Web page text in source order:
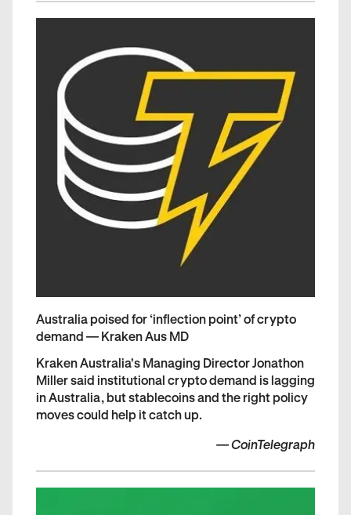
Australia poised for ‘inflection point’ of crypto
demand — Kraken Aus MD
Kraken Australia's Managing Director Jonathon
Miller said institutional crypto demand is lagging
in Australia, but stablecoins and the right policy
moves could help it catch up.
—CoinTelegraph